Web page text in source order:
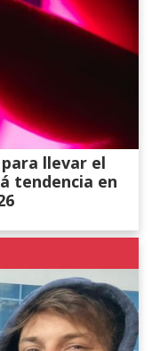
llevar el
tendencia en